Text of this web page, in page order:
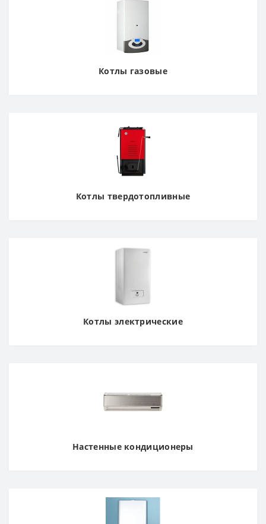
Котлы газовые
Котлы твердотопливные
Котлы электрические
Настенные кондиционеры